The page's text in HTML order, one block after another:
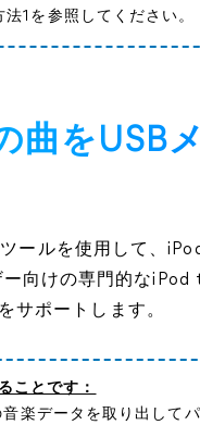
1を参照してください。
曲をUSB
ールを使用して、
向けの専門的な
サポートします。
ことです：
楽データを取り出して